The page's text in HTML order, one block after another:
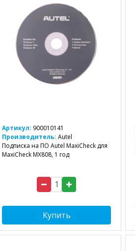
Артикул: 900010141
Производитель: Autel
Подписка на ПО Autel MaxiCheck для
MaxiCheck MX808, 1 год
Купить